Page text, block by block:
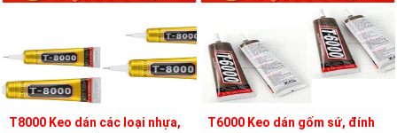
T8000 Keo dán các loại nhựa,
T6000 Keo dán gốm sứ, đính